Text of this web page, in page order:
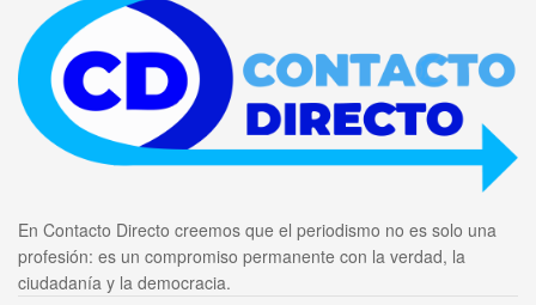
En Contacto Directo creemos que el periodismo no es solo una
profesión: es un compromiso permanente con la verdad, la
ciudadanía y la democracia.